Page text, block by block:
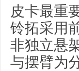
皮卡最重
铃拓采用
非独立悬
与摆臂为